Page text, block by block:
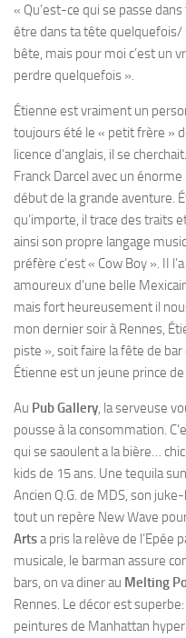
« Qu’est-ce qui se passe
être dans ta tête quelquefois/
bête, mais pour moi c’est un
perdre quelquefois ».
Étienne est vraiment un
toujours été le « petit frère »
licence d’anglais, il se
Franck Darcel avec un
début de la grande aventure.
qu’importe, il trace des traits
ainsi son propre langage
préfère c’est « Cow Boy ». II
amoureux d’une belle
mais fort heureusement il
mon dernier soir à Rennes,
piste », soit faire la fête de
Étienne est un jeune prince de
Au Pub Gallery, la serveuse
pousse à la consommation.
qui se saoulent a la bière…
kids de 15 ans. Une tequila
Ancien Q.G. de MDS, son
tout un repère New Wave
Artsa pris la relève de l’Epée
musicale, le barman assure
bars, on va diner au Melting
Rennes. Le décor est
peintures de Manhattan